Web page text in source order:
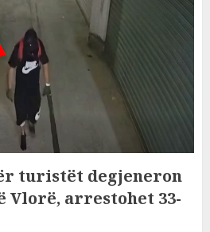
turistët degjeneron
Vlorë, arrestohet 33-